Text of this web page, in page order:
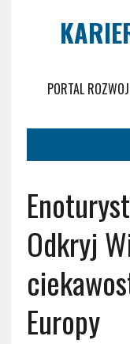
PORTAL
Odkryj
Europy